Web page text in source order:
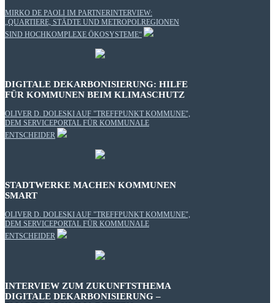
MIRKO DE PAOLI IM PARTNERINTERVIEW:
„QUARTIERE, STÄDTE UND METROPOLREGIONEN
SIND HOCHKOMPLEXE ÖKOSYSTEME“
DIGITALE DEKARBONISIERUNG: HILFE
FÜR KOMMUNEN BEIM KLIMASCHUTZ
OLIVER D. DOLESKI AUF "TREFFPUNKT KOMMUNE",
DEM SERVICEPORTAL FÜR KOMMUNALE
ENTSCHEIDER
STADTWERKE MACHEN KOMMUNEN
SMART
OLIVER D. DOLESKI AUF "TREFFPUNKT KOMMUNE",
DEM SERVICEPORTAL FÜR KOMMUNALE
ENTSCHEIDER
INTERVIEW ZUM ZUKUNFTSTHEMA
DIGITALE DEKARBONISIERUNG –